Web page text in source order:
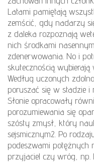
Latami pamiętają
zemścić, gdy nadarzy
z daleka rozpoznają
nich środkami
zdenerwowania. No i
skutecznością wybierają
Według uczonych
poruszać się w stadzie i
Słonie opracowały
porozumiewania się
szósty zmysł, który
sejsmicznym2. Po
podeszwami potężnych
przyjaciel czy wróg, np.